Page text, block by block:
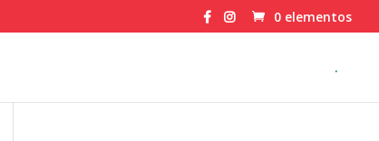
0 elementos
.